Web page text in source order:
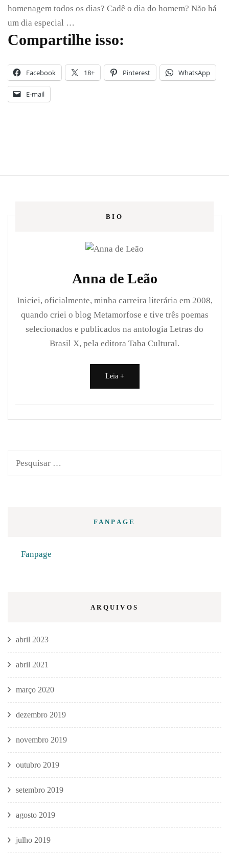
homenagem todos os dias? Cadê o dia do homem? Não há
um dia especial …
Compartilhe isso:
Facebook 18+ Pinterest WhatsApp
E-mail
BIO
Anna de Leão
Iniciei, oficialmente, minha carreira literária em 2008,
quando criei o blog Metamorfose e tive três poemas
selecionados e publicados na antologia Letras do
Brasil X, pela editora Taba Cultural.
Leia +
Pesquisar
FANPAGE
Fanpage
ARQUIVOS
abril 2023
abril 2021
março 2020
dezembro 2019
novembro 2019
outubro 2019
setembro 2019
agosto 2019
julho 2019